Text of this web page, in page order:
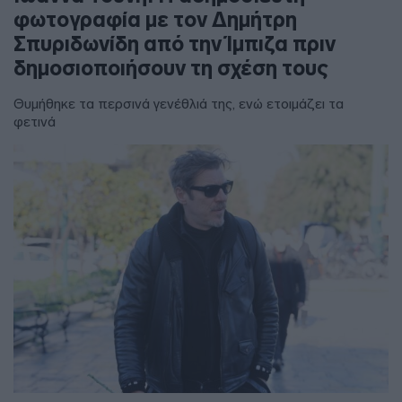
φωτογραφία με τον Δημήτρη
Σπυριδωνίδη από την Ίμπιζα πριν
δημοσιοποιήσουν τη σχέση τους
Θυμήθηκε τα περσινά γενέθλιά της, ενώ ετοιμάζει τα
φετινά